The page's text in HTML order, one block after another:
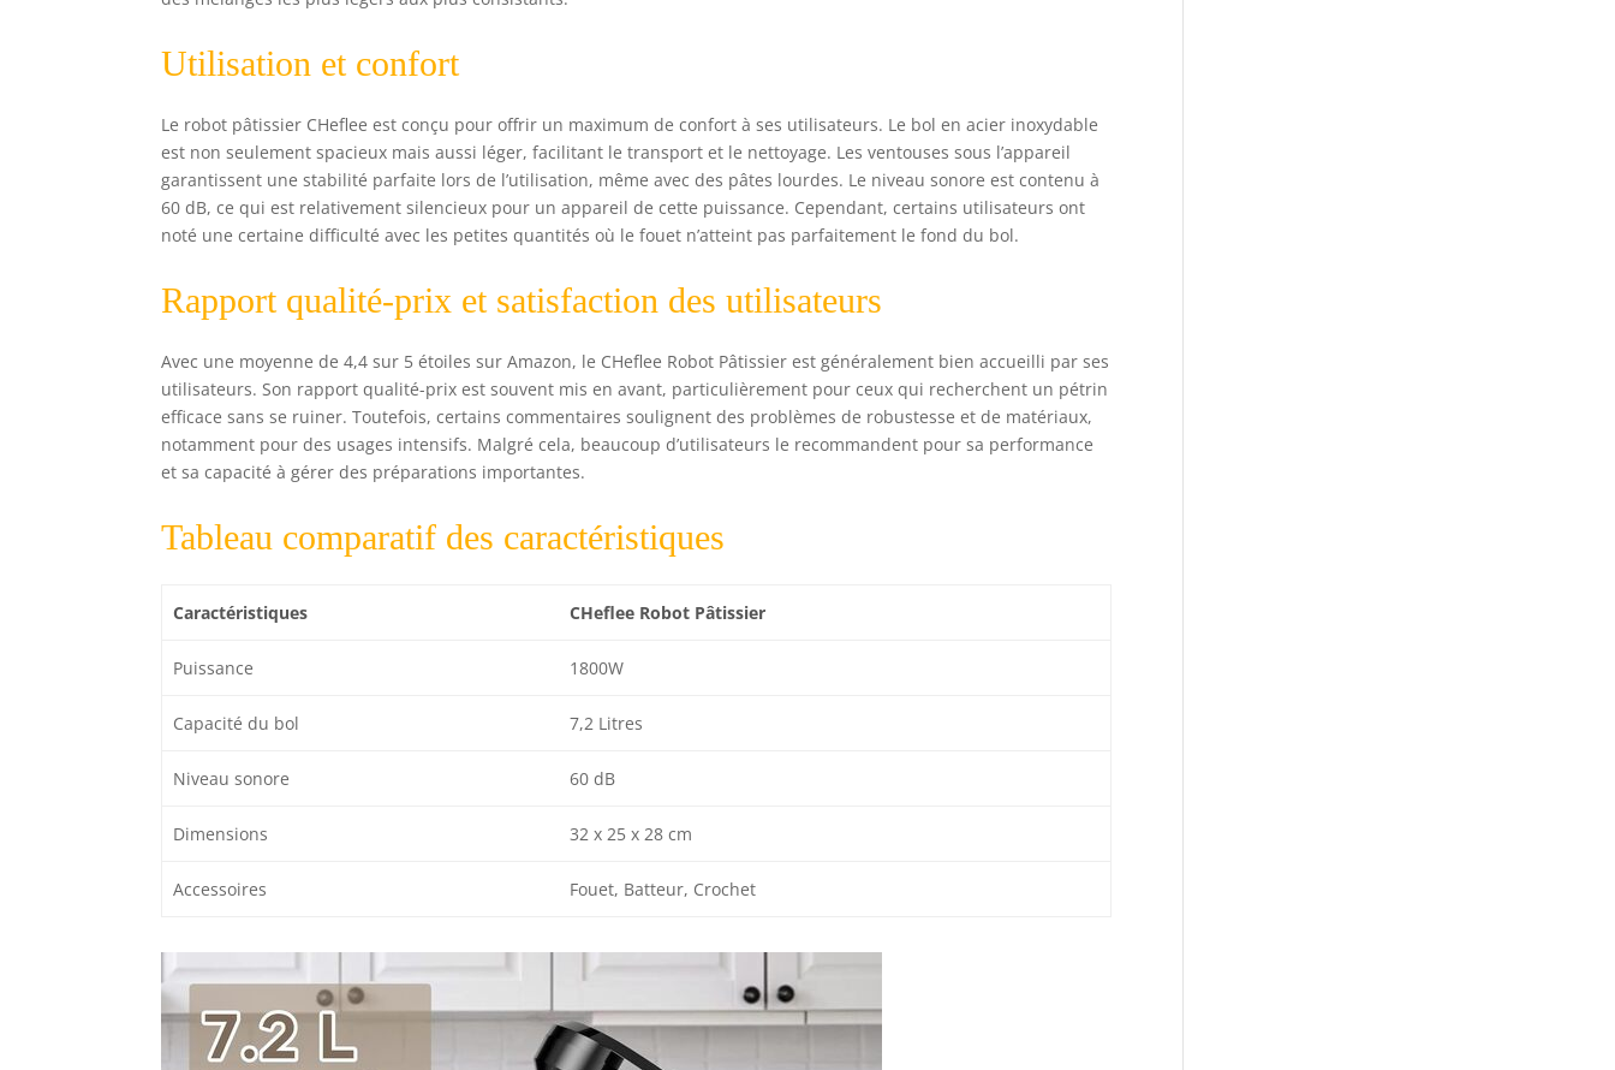
certifiés CE/ROHS. Si vous rencontrez des problèmes de qualité ou
Utilisation et confort
Le robot pâtissier CHeflee est conçu pour offrir un maximum de confort à ses utilisateurs. Le bol en acier inoxydable
est non seulement spacieux mais aussi léger, facilitant le transport et le nettoyage. Les ventouses sous l’appareil
garantissent une stabilité parfaite lors de l’utilisation, même avec des pâtes lourdes. Le niveau sonore est contenu à
60 dB, ce qui est relativement silencieux pour un appareil de cette puissance. Cependant, certains utilisateurs ont
noté une certaine difficulté avec les petites quantités où le fouet n’atteint pas parfaitement le fond du bol.
Rapport qualité-prix et satisfaction des utilisateurs
Avec une moyenne de 4,4 sur 5 étoiles sur Amazon, le CHeflee Robot Pâtissier est généralement bien accueilli par ses
utilisateurs. Son rapport qualité-prix est souvent mis en avant, particulièrement pour ceux qui recherchent un pétrin
efficace sans se ruiner. Toutefois, certains commentaires soulignent des problèmes de robustesse et de matériaux,
notamment pour des usages intensifs. Malgré cela, beaucoup d’utilisateurs le recommandent pour sa performance
et sa capacité à gérer des préparations importantes.
Tableau comparatif des caractéristiques
Caractéristiques CHeflee Robot Pâtissier
Puissance 1800W
Capacité du bol 7,2 Litres
Niveau sonore 60 dB
Dimensions 32 x 25 x 28 cm
Accessoires Fouet, Batteur, Crochet